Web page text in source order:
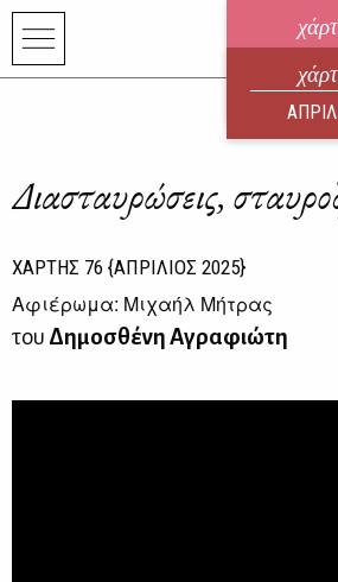
Διασταυρώσεις,
ΧΑΡΤΗΣ 76 {ΑΠΡΙΛΙΟΣ 2025}
Αφιέρωμα: Μιχαήλ Μήτρας
του Δημοσθένη Αγραφιώτη